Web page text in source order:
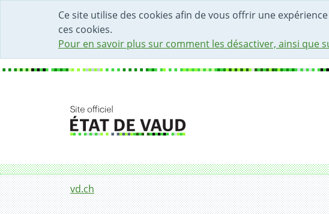
Ce site utilise des cookies afin de vous offrir une
ces cookies.
Pour en savoir plus sur comment les désactiver, ainsi
DÉBUT DU CONTENU DE LA PAGE
ACCÈS AU CHAMP DE RECHERCHE
PAGE D'ACCUEIL
FORMULAIRE DE CONTACT
Fil d'Ariane
vd.ch
Formulaire de contact